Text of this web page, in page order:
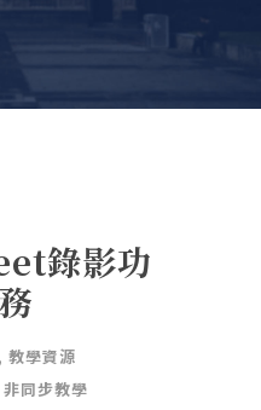
錄影功
教學資源
非同步教學